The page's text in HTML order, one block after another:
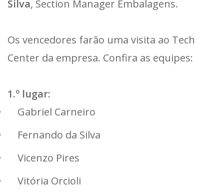
Silva, Section Manager Embalagens.
Os vencedores farão uma visita ao Tech
Center da empresa. Confira as equipes:
1.º lugar:
Gabriel Carneiro
Fernando da Silva
Vicenzo Pires
Vitória Orcioli